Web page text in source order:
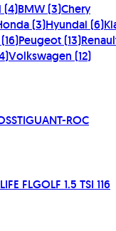
(4)BMW(3)Chery
(3)Hyundai (6)
(16)Peugeot(13)
)Volkswagen (12)
TIGUANT-ROC
FLGOLF 1.5 TSI 116